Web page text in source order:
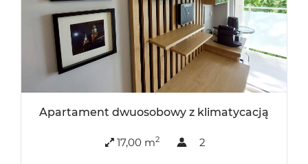
Apartament dwuosobowy z klimatycacją
17,00 m2 2